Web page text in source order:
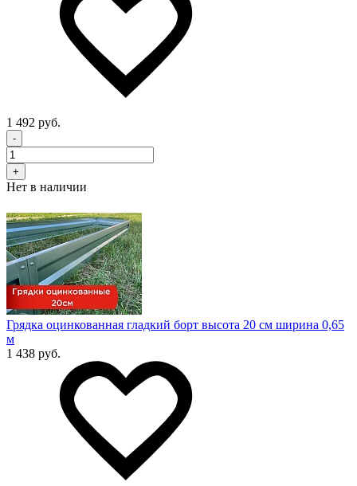
1 492 руб.
-
+
Нет в наличии
Грядка оцинкованная гладкий борт высота 20 см ширина 0,65
м
1 438 руб.